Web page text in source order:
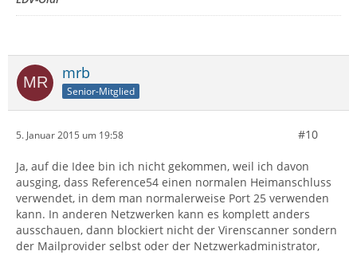
mrb
Senior-Mitglied
5. Januar 2015 um 19:58 #10
Ja, auf die Idee bin ich nicht gekommen, weil ich davon
ausging, dass Reference54 einen normalen Heimanschluss
verwendet, in dem man normalerweise Port 25 verwenden
kann. In anderen Netzwerken kann es komplett anders
ausschauen, dann blockiert nicht der Virenscanner sondern
der Mailprovider selbst oder der Netzwerkadministrator,